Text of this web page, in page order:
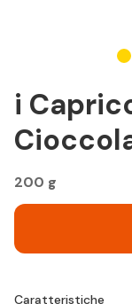
i
200 g
Caratteristiche